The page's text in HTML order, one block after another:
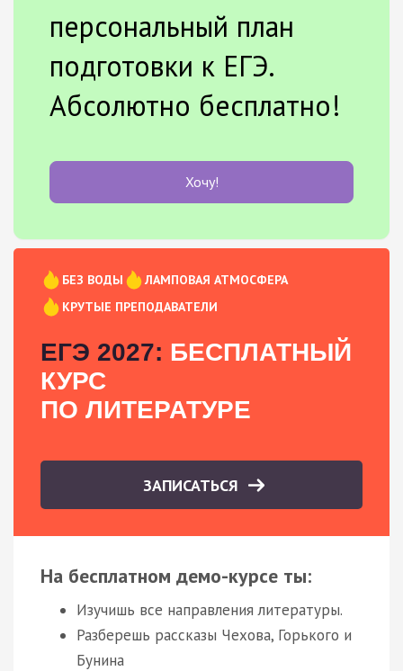
персональный план
подготовки к ЕГЭ.
Абсолютно бесплатно!
Хочу!
БЕЗ ВОДЫ
ЛАМПОВАЯ АТМОСФЕРА
КРУТЫЕ ПРЕПОДАВАТЕЛИ
ЕГЭ 2027: БЕСПЛАТНЫЙ
КУРС
ПО ЛИТЕРАТУРЕ
ЗАПИСАТЬСЯ
На бесплатном демо-курсе ты:
Изучишь все направления литературы.
Разберешь рассказы Чехова, Горького и
Бунина